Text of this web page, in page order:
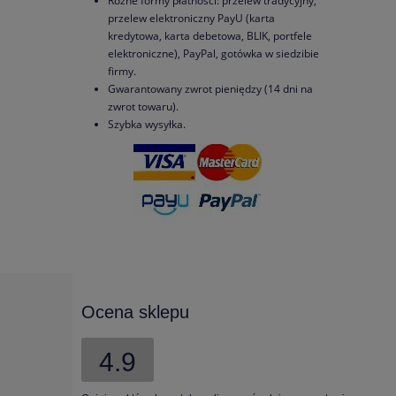
przelew elektroniczny PayU (karta
kredytowa, karta debetowa, BLIK, portfele
elektroniczne), PayPal, gotówka w siedzibie
firmy.
Gwarantowany zwrot pieniędzy (14 dni na
zwrot towaru).
Szybka wysyłka.
Ocena sklepu
4.9